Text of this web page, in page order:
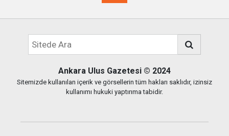
Ankara Ulus Gazetesi © 2024
Sitemizde kullanılan içerik ve görsellerin tüm hakları saklıdır, izinsiz
kullanımı hukuki yaptırıma tabidir.